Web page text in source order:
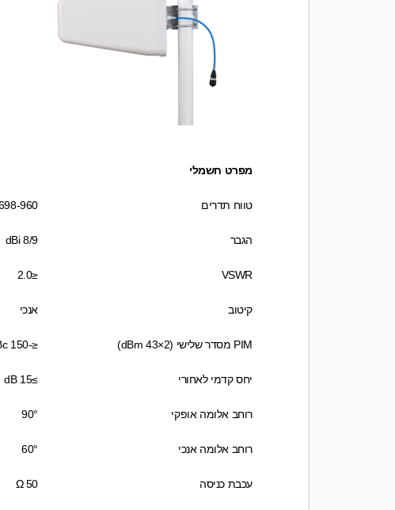
מפרט חשמלי
טווח תדרים 960 MHz
הגבר 8/9 dBi
VSWR
≤2.0
קיטוב אנכי
PIM מסדר שלישי (2×43 dBm) ≤-150 dBc
יחס קדמי לאחורי ≥15 dB
רוחב אלומה אופקי 90°
רוחב אלומה אנכי 60°
עכבת כניסה 50 Ω